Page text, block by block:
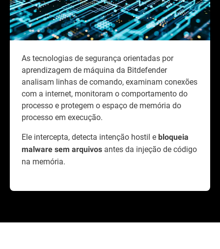
As tecnologias de segurança orientadas por
aprendizagem de máquina da Bitdefender
analisam linhas de comando, examinam conexões
com a internet, monitoram o comportamento do
processo e protegem o espaço de memória do
processo em execução.
Ele intercepta, detecta intenção hostil e bloqueia
malware sem arquivos antes da injeção de código
na memória.